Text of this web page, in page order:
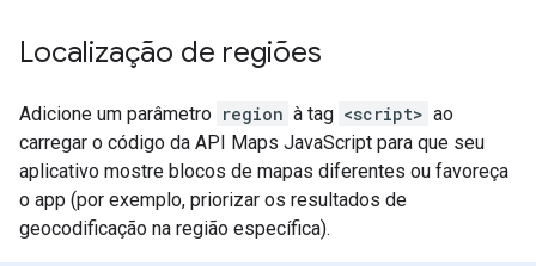
Localização de regiões
Adicione um parâmetro region à tag <script> ao
carregar o código da API Maps JavaScript para que seu
aplicativo mostre blocos de mapas diferentes ou favoreça
o app (por exemplo, priorizar os resultados de
geocodificação na região específica).